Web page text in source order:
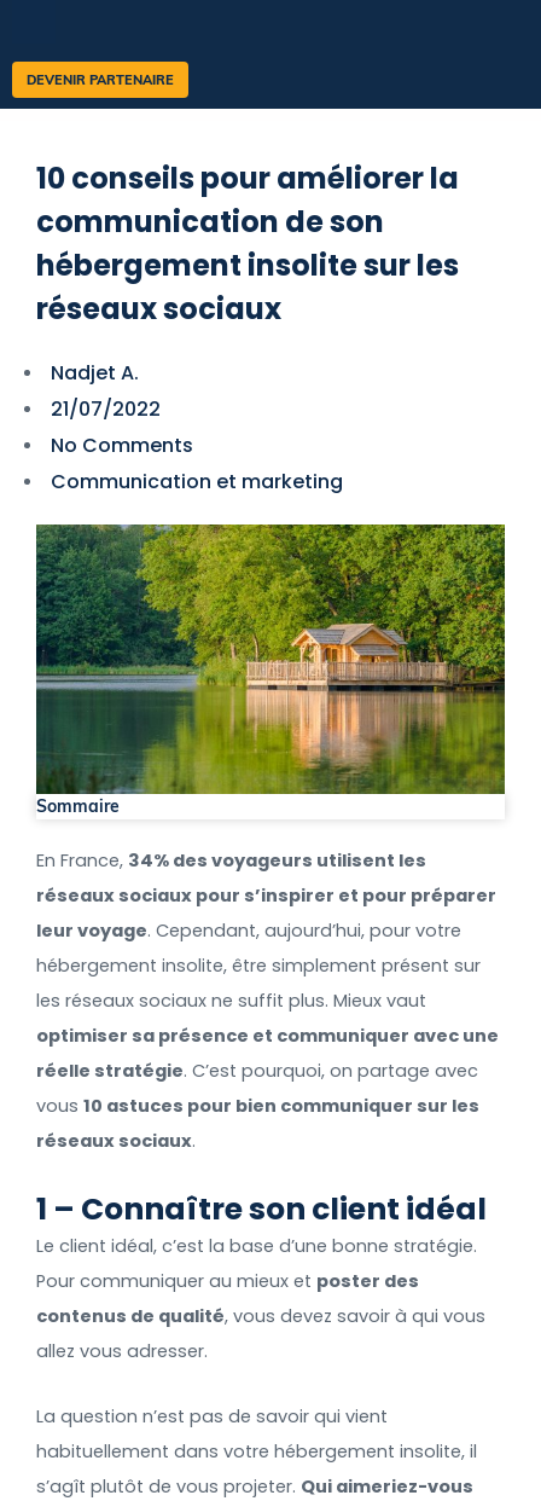
DEVENIR PARTENAIRE
10 conseils pour améliorer la
communication de son
hébergement insolite sur les
réseaux sociaux
Nadjet A.
21/07/2022
No Comments
Communication et marketing
Sommaire
En France, 34% des voyageurs utilisent les
réseaux sociaux pour s’inspirer et pour préparer
leur voyage. Cependant, aujourd’hui, pour votre
hébergement insolite, être simplement présent sur
les réseaux sociaux ne suffit plus. Mieux vaut
optimiser sa présence et communiquer avec une
réelle stratégie. C’est pourquoi, on partage avec
vous 10 astuces pour bien communiquer sur les
réseaux sociaux.
1 – Connaître son client idéal
Le client idéal, c’est la base d’une bonne stratégie.
Pour communiquer au mieux et poster des
contenus de qualité, vous devez savoir à qui vous
allez vous adresser.
La question n’est pas de savoir qui vient
habituellement dans votre hébergement insolite, il
s’agît plutôt de vous projeter. Qui aimeriez-vous